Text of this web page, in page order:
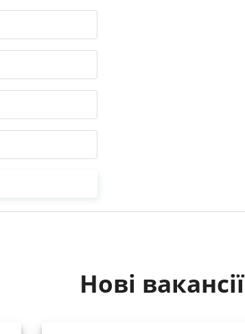
Нові вакансії